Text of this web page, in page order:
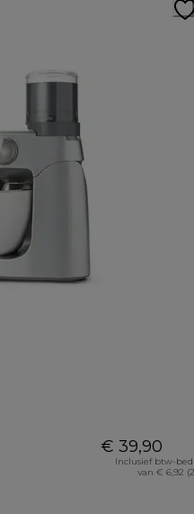
€ 39,90
Inclusief btw-
van € 6,92